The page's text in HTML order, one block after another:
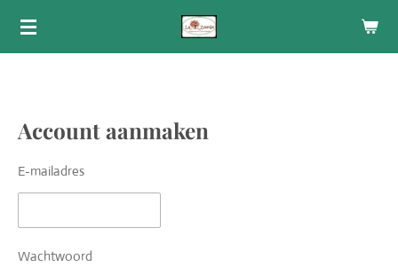
Ga
Account aanmaken
E-mailadres
Wachtwoord